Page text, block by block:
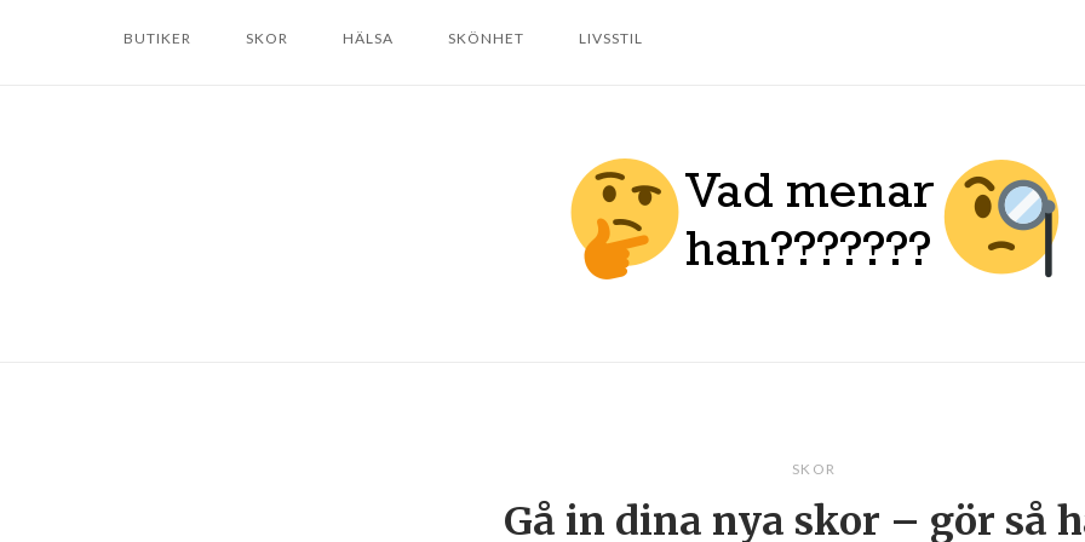
BUTIKER SKOR HÄLSA SKÖNHET LIVSSTIL
Home
SKOR
Gå in dina nya skor – gör så